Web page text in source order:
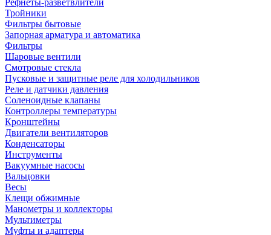
Рефнеты-разветвлители
Тройники
Фильтры бытовые
Запорная арматура и автоматика
Фильтры
Шаровые вентили
Смотровые стекла
Пусковые и защитные реле для холодильников
Реле и датчики давления
Соленоидные клапаны
Контроллеры температуры
Кронштейны
Двигатели вентиляторов
Конденсаторы
Инструменты
Вакуумные насосы
Вальцовки
Весы
Клещи обжимные
Манометры и коллекторы
Мультиметры
Муфты и адаптеры